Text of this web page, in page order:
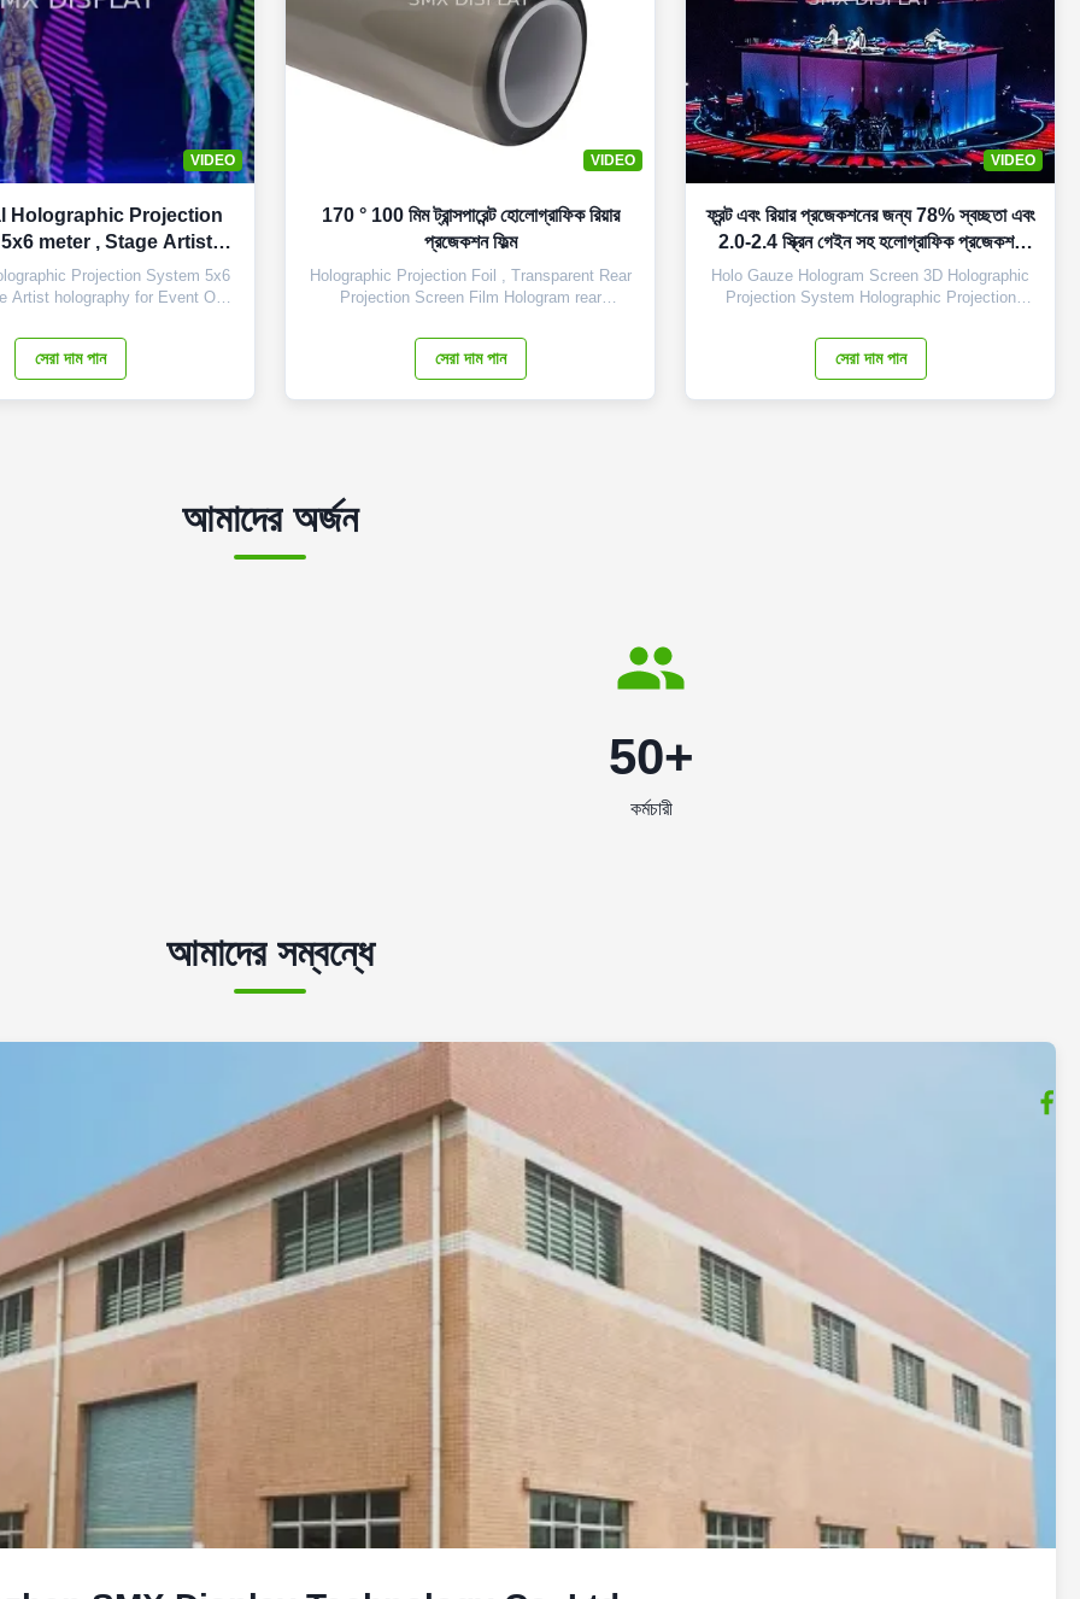
VIDEO
Holographic Projection
meter , Stage Artist
for Event
Projection System 5x6
Artist holography for Event Our
video projection screen
3-dimensional moving
within a live stage setting
সেরা দাম পান
VIDEO
170 ° 100 মিম ট্রান্সপারেন্ট হোলোগ্রাফিক রিয়ার
প্রজেকশন ফিল্ম
Holographic Projection Foil , Transparent Rear
Projection Screen Film Hologram rear
to allow viewing audience to experience a vivid
image (see through) and an unreal image (look
at) through the screen. It performs
সেরা দাম পান
VIDEO
ফ্রন্ট এবং রিয়ার প্রজেকশনের জন্য 78% স্বচ্ছতা এবং
2.0-2.4 স্ক্রিন গেইন সহ হলোগ্রাফিক প্রজেকশন
স্ক্রিন
Holo Gauze Hologram Screen 3D Holographic
Projection System Holographic Projection
becoming increasingly popular, and our Holo
Gauze makes it easy to create stunning 3D
holographic experiences. The system requires
সেরা দাম পান
আমাদের অর্জন
50+
কর্মচারী
আমাদের সম্বন্ধে